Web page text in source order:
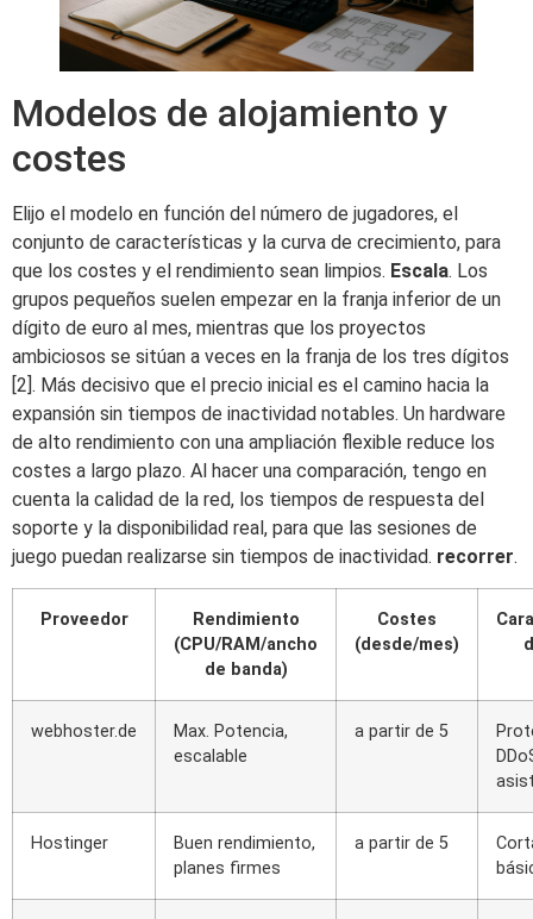
Modelos de alojamiento y
costes
Elijo el modelo en función del número de jugadores, el
conjunto de características y la curva de crecimiento, para
que los costes y el rendimiento sean limpios. Escala. Los
grupos pequeños suelen empezar en la franja inferior de un
dígito de euro al mes, mientras que los proyectos
ambiciosos se sitúan a veces en la franja de los tres dígitos
[2]. Más decisivo que el precio inicial es el camino hacia la
expansión sin tiempos de inactividad notables. Un hardware
de alto rendimiento con una ampliación flexible reduce los
costes a largo plazo. Al hacer una comparación, tengo en
cuenta la calidad de la red, los tiempos de respuesta del
soporte y la disponibilidad real, para que las sesiones de
juego puedan realizarse sin tiempos de inactividad. recorrer.
Proveedor
Rendimiento
(CPU/RAM/ancho
de banda)
Costes
(desde/mes)
webhoster.de
Max. Potencia,
escalable
a partir de 5
Hostinger
Buen rendimiento,
planes firmes
a partir de 5